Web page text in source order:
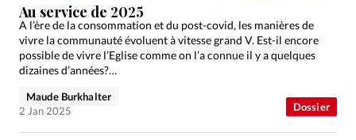
Dossier
Au service de 2025
A l’ère de la consommation et du post-covid, les manières de
vivre la communauté évoluent à vitesse grand V. Est-il encore
possible de vivre l’Eglise comme on l’a connue il y a quelques
dizaines d’années?…
Maude Burkhalter
2 Jan 2025